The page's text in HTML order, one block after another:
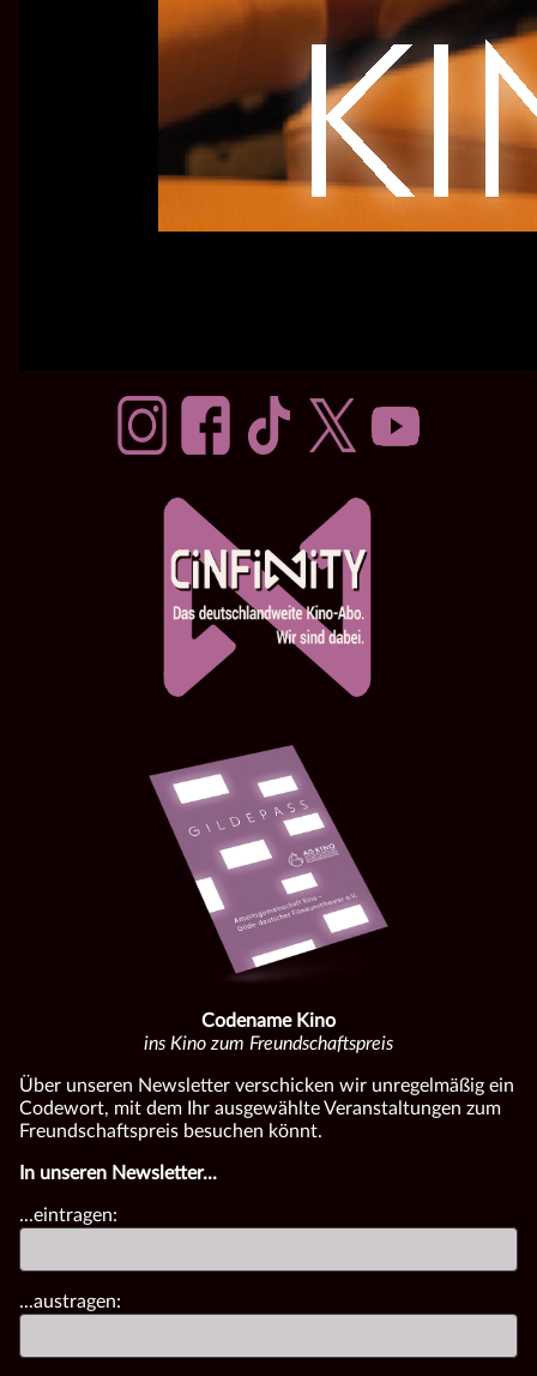
Codename Kino
ins Kino zum Freundschaftspreis
Über unseren Newsletter verschicken wir unregelmäßig ein
Codewort, mit dem Ihr ausgewählte Veranstaltungen zum
Freundschaftspreis besuchen könnt.
In unseren Newsletter...
...eintragen:
...austragen: